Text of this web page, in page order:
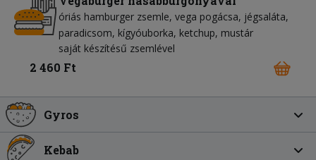
óriás hamburger zsemle vega pogácsa jégsaláta
paradicsom kígyóuborka ketchup mustár
saját készítésű zsemlével
2 460 Ft
Gyros
Kebab